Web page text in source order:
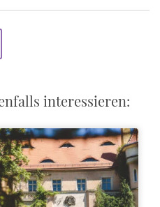
interessieren: